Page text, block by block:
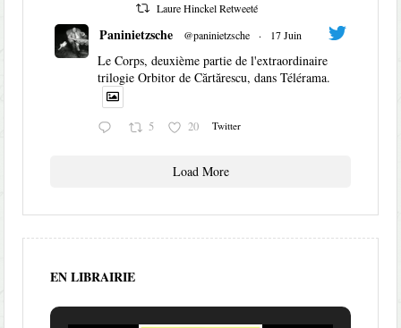
Laure Hinckel Retweeté
Paninietzsche @paninietzsche · 17 Juin
Le Corps, deuxième partie de l'extraordinaire
trilogie Orbitor de Cărtărescu, dans Télérama.
5 20 Twitter
Load More
EN LIBRAIRIE